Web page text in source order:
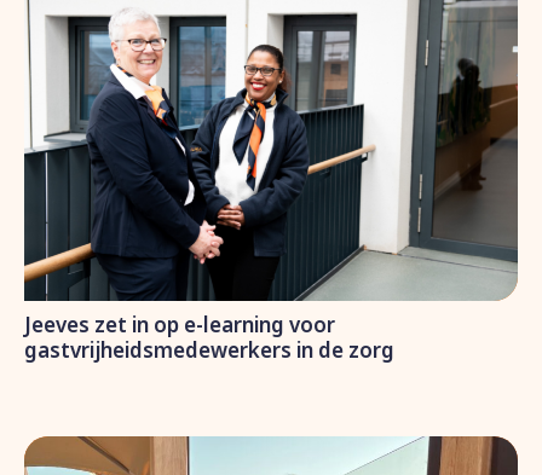
Jeeves zet in op e-learning voor
gastvrijheidsmedewerkers in de zorg